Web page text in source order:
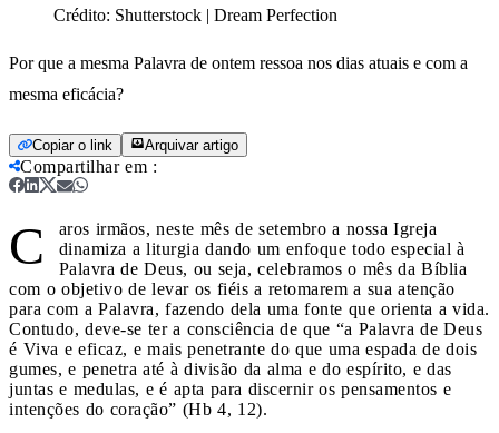
Crédito: Shutterstock | Dream Perfection
Por que a mesma Palavra de ontem ressoa nos dias atuais e com a
mesma eficácia?
Copiar o link Arquivar artigo
Compartilhar em :
C
aros irmãos, neste mês de setembro a nossa Igreja
dinamiza a liturgia dando um enfoque todo especial à
Palavra de Deus, ou seja, celebramos o mês da Bíblia
com o objetivo de levar os fiéis a retomarem a sua atenção
para com a Palavra, fazendo dela uma fonte que orienta a vida.
Contudo, deve-se ter a consciência de que “a Palavra de Deus
é Viva e eficaz, e mais penetrante do que uma espada de dois
gumes, e penetra até à divisão da alma e do espírito, e das
juntas e medulas, e é apta para discernir os pensamentos e
intenções do coração” (Hb 4, 12).